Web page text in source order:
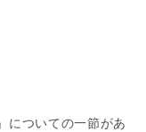
についての一節があ